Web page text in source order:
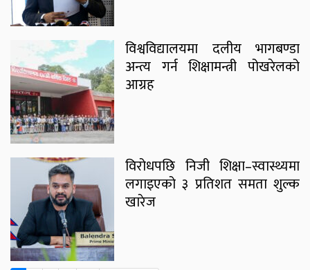
विश्वविद्यालयमा दलीय भागबण्डा
अन्त्य गर्न शिक्षामन्त्री पोखरेलको
आग्रह
विरोधपछि निजी शिक्षा–स्वास्थ्यमा
लगाइएको ३ प्रतिशत समता शुल्क
खारेज